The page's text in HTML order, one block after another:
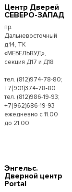
Центр Дверей
СЕВЕРО-ЗАПАД
пр.
Дальневосточный
д.14, ТК
«МЕБЕЛЬВУД»,
секция Д17 и Д18
тел. (812)974-78-80;
+7(901)374-78-80
тел. (812)986-19-93;
+7(962)686-19-93
ежедневно с 11.00
до 21.00
Энгельс.
Дверной центр
Portal